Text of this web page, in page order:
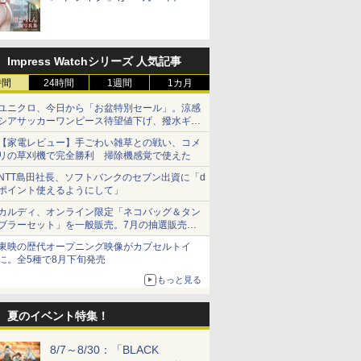
Impress Watchシリーズ 人気記事
24時間 1週間 1カ月
ニクロ、今日から「お盆特別セール」。涼感
アサッカーワンピース待望値下げ、撥水ギア
ョーツは1990円に
家電レビュー】手ごわい雑草との戦い、コメ
の草刈機で完全勝利 掃除機感覚で使えた
島田社長、ソフトバンクのセブン出資に「d
イント使えるようにして」
ルディ、オンライン限定「ネコバッグ＆タン
ラーセット」を一般販売。7月の抽選販売の
選無効分
映の歴代オープニング映像がカプセルトイ
。全5種で8月下旬発売
もっと見る
夏のイベント特集！
8/7～8/30：「BLACK